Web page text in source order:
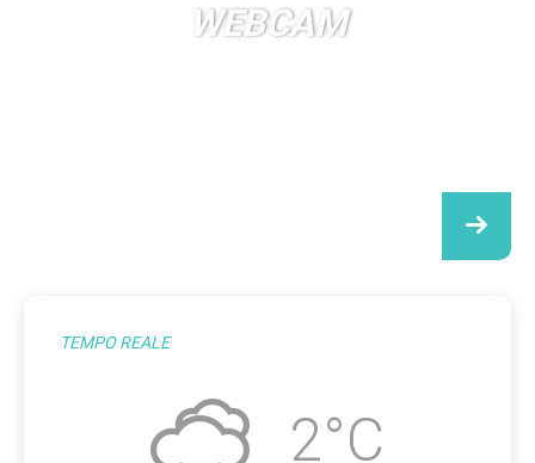
WEBCAM
TEMPO REALE
2°C